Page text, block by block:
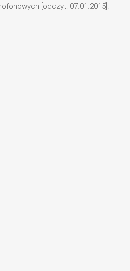
[odczyt: 07.01.2015].